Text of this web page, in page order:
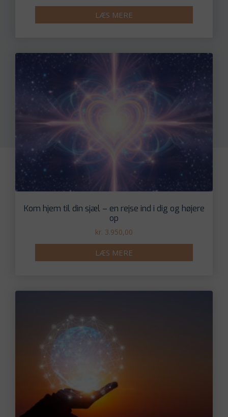
LÆS MERE
Kom hjem til din sjæl – en rejse ind i dig og højere
op
kr. 3.950,00
LÆS MERE